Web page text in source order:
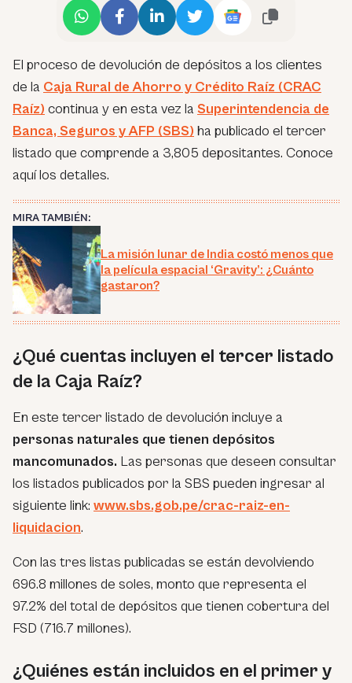
El proceso de devolución de depósitos a los clientes
de la Caja Rural de Ahorro y Crédito Raíz (CRAC
Raíz) continua y en esta vez la Superintendencia de
Banca, Seguros y AFP (SBS) ha publicado el tercer
listado que comprende a 3,805 depositantes. Conoce
aquí los detalles.
MIRA TAMBIÉN:
La misión lunar de India costó menos que
la película espacial ‘Gravity’: ¿Cuánto
gastaron?
¿Qué cuentas incluyen el tercer listado
de la Caja Raíz?
En este tercer listado de devolución incluye a
personas naturales que tienen depósitos
mancomunados. Las personas que deseen consultar
los listados publicados por la SBS pueden ingresar al
siguiente link: www.sbs.gob.pe/crac-raiz-en-
liquidacion.
Con las tres listas publicadas se están devolviendo
696.8 millones de soles, monto que representa el
97.2% del total de depósitos que tienen cobertura del
FSD (716.7 millones).
¿Quiénes están incluidos en el primer y